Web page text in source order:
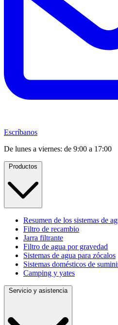
Escríbanos
De lunes a viernes: de 9:00 a 17:00
Productos
Resumen de los sistemas de
Filtro de recambio
Jarra filtrante
Filtro de agua por gravedad
Sistemas de agua para zócalos
Sistemas domésticos de
Camping y yates
Servicio y asistencia